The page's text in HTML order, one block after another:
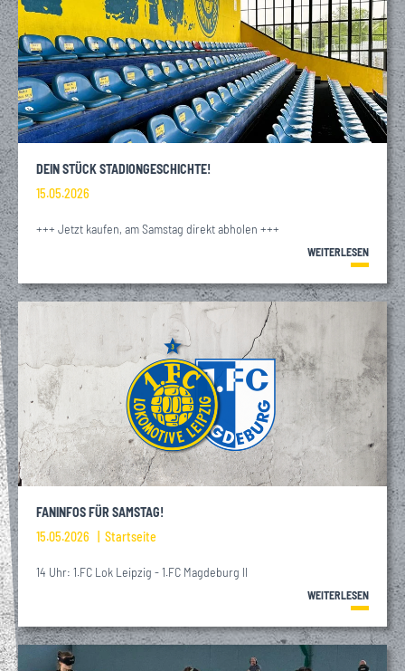
DEIN STÜCK STADIONGESCHICHTE!
15.05.2026
+++ Jetzt kaufen, am Samstag direkt abholen +++
WEITERLESEN
FANINFOS FÜR SAMSTAG!
15.05.2026
Startseite
14 Uhr: 1.FC Lok Leipzig - 1.FC Magdeburg II
WEITERLESEN